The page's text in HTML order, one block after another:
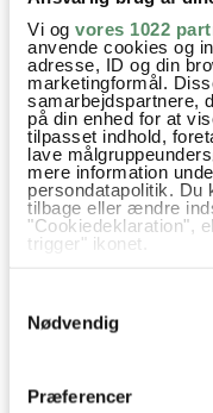
Vi og vores 1022
anvende cookies og
adresse, ID og din
marketingformål.
samarbejdspartnere,
på din enhed for at
tilpasset indhold,
lave
mere information
persondatapolitik.
tilbage eller ændre
"Cookiedeklaration",
trigger" ikonet.
Indsamle
der kan være
Identificere
Nødvendig
Præferencer
HINDBÆRSNITTER
Brunch Kager